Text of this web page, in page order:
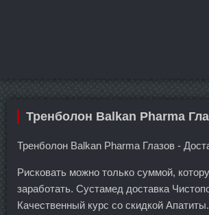
Тренболон Balkan Pharma
Тренболон Balkan Pharma Глазов -
Рисковать можно только суммой,
заработать. Сустамед доставка
Качественный курс со скидкой